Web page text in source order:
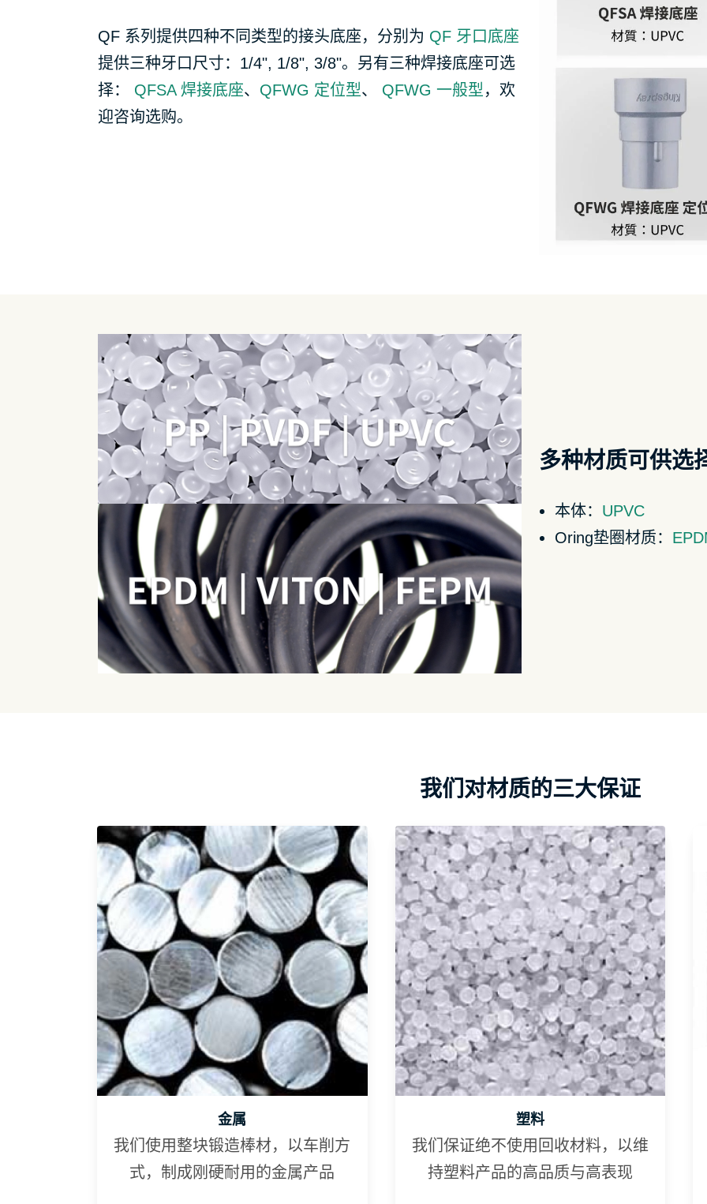
QF 系列提供四种不同类型的接头底座，分别为 QF 牙口底座
提供三种牙口尺寸：1/4", 1/8", 3/8"。另有三种焊接底座可选
择： QFSA 焊接底座、 QFWG 定位型、 QFWG 一般型，欢
迎咨询选购。
多种材质可供选
本体： UPVC
Oring垫圈材质：
我们对材质的三大保证
金属
我们使用整块锻造棒材，以车削方
式，制成刚硬耐用的金属产品
塑料
我们保证绝不使用回收材料，以维
持塑料产品的高品质与高表现